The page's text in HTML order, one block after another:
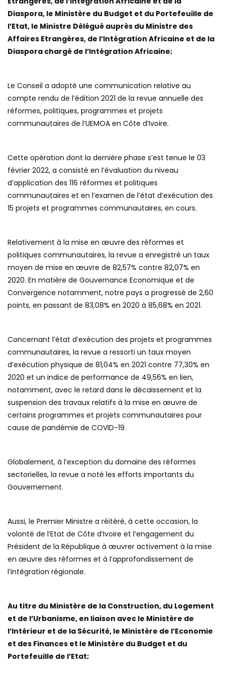
Diaspora, le Ministère du Budget et du Portefeuille de
l’Etat, le Ministre Délégué auprès du Ministre des
Affaires Etrangères, de l’Intégration Africaine et de la
Diaspora chargé de l’Intégration Africaine;
Le Conseil a adopté une communication relative au
compte rendu de l’édition 2021 de la revue annuelle des
réformes, politiques, programmes et projets
communautaires de l’UEMOA en Côte d’Ivoire.
Cette opération dont la dernière phase s’est tenue le 03
février 2022, a consisté en l’évaluation du niveau
d’application des 116 réformes et politiques
communautaires et en l’examen de l’état d’exécution des
15 projets et programmes communautaires, en cours.
Relativement à la mise en œuvre des réformes et
politiques communautaires, la revue a enregistré un taux
moyen de mise en œuvre de 82,57% contre 82,07% en
2020. En matière de Gouvernance Economique et de
Convergence notamment, notre pays a progressé de 2,60
points, en passant de 83,08% en 2020 à 85,68% en 2021.
Concernant l’état d’exécution des projets et programmes
communautaires, la revue a ressorti un taux moyen
d’exécution physique de 81,04% en 2021 contre 77,30% en
2020 et un indice de performance de 49,56% en lien,
notamment, avec le retard dans le décaissement et la
suspension des travaux relatifs à la mise en œuvre de
certains programmes et projets communautaires pour
cause de pandémie de COVID-19.
Globalement, à l’exception du domaine des réformes
sectorielles, la revue a noté les efforts importants du
Gouvernement.
Aussi, le Premier Ministre a réitéré, à cette occasion, la
volonté de l’Etat de Côte d’Ivoire et l’engagement du
Président de la République à œuvrer activement à la mise
en œuvre des réformes et à l’approfondissement de
l’intégration régionale.
Au titre du Ministère de la Construction, du Logement
et de l’Urbanisme, en liaison avec le Ministère de
l’Intérieur et de la Sécurité, le Ministère de l’Economie
et des Finances et le Ministère du Budget et du
Portefeuille de l’Etat;